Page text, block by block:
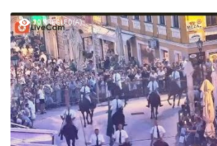
30 PREGLED(A)